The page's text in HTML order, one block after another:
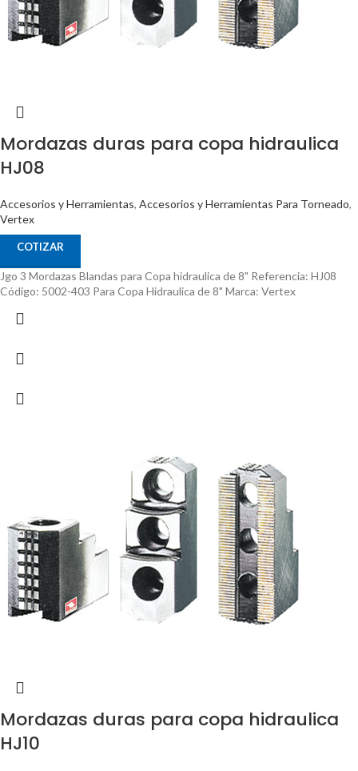
Mordazas duras para copa hidraulica
HJ08
Accesorios y Herramientas, Accesorios y Herramientas Para Torneado,
Vertex
COTIZAR
Jgo 3 Mordazas Blandas para Copa hidraulica de 8" Referencia: HJ08
Código: 5002-403 Para Copa Hidraulica de 8" Marca: Vertex
Mordazas duras para copa hidraulica
HJ10